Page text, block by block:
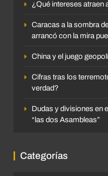
¿Qué intereses atraen
Caracas a la sombra
arrancó con la mira
China y el juego
Cifras tras los
verdad?
Dudas y divisiones en
“las dos Asambleas”
Categorías